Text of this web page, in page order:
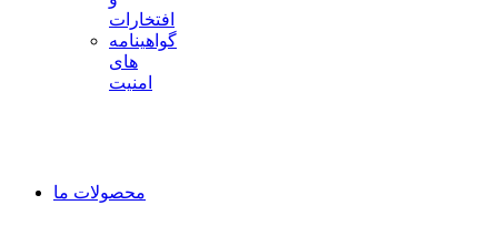
افتخارات
گواهینامه
های
امنیت
محصولات ما